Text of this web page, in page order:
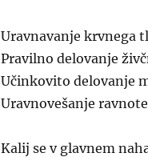
Uravnavanje krvnega
Pravilno delovanje
Učinkovito delovanje
Uravnovešanje
Kalij se v glavnem